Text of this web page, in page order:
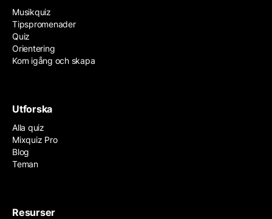
Musikquiz
Tipspromenader
Quiz
Orientering
Kom igång och skapa
Utforska
Alla quiz
Mixquiz Pro
Blog
Teman
Resurser